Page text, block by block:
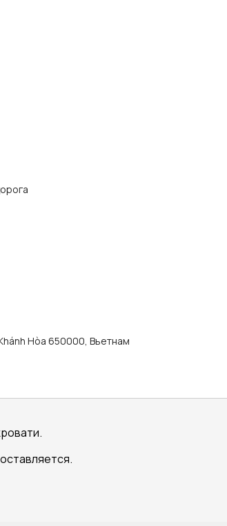
Hòa 650000, Вьетнам